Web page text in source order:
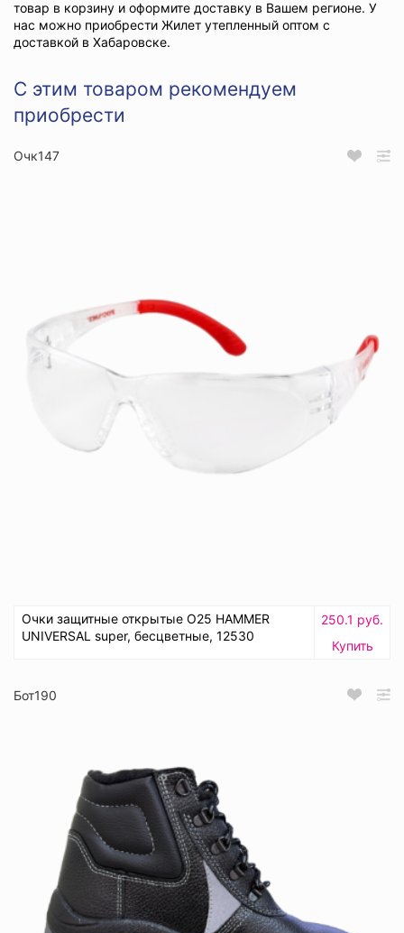
товар в корзину и оформите доставку в Вашем регионе. У
нас можно приобрести Жилет утепленный оптом с
доставкой в Хабаровске.
С этим товаром рекомендуем
приобрести
Очк147
Очки защитные открытые О25 HAMMER
UNIVERSAL super, бесцветные, 12530
250.1 руб.
Купить
Бот190